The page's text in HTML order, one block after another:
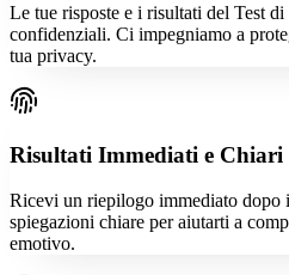
Le tue risposte e i risultati del Test
confidenziali. Ci impegniamo a
tua privacy.
Risultati Immediati e Chiari
Ricevi un riepilogo immediato dopo
spiegazioni chiare per aiutarti a
emotivo.